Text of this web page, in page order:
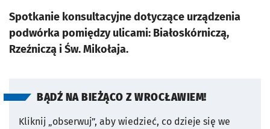
Spotkanie konsultacyjne dotyczące urządzenia
podwórka pomiędzy ulicami: Białoskórniczą,
Rzeźniczą i Św. Mikołaja.
BĄDŹ NA BIEŻĄCO Z WROCŁAWIEM!
Kliknij „obserwuj”, aby wiedzieć, co dzieje się we